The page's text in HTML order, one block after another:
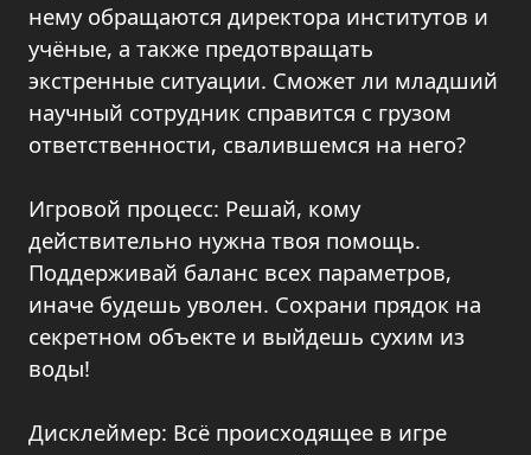
нему обращаются директора институтов и
учёные, а также предотвращать
экстренные ситуации. Сможет ли младший
научный сотрудник справится с грузом
ответственности, свалившемся на него?
Игровой процесс: Решай, кому
действительно нужна твоя помощь.
Поддерживай баланс всех параметров,
иначе будешь уволен. Сохрани прядок на
секретном объекте и выйдешь сухим из
воды!
Дисклеймер: Всё происходящее в игре